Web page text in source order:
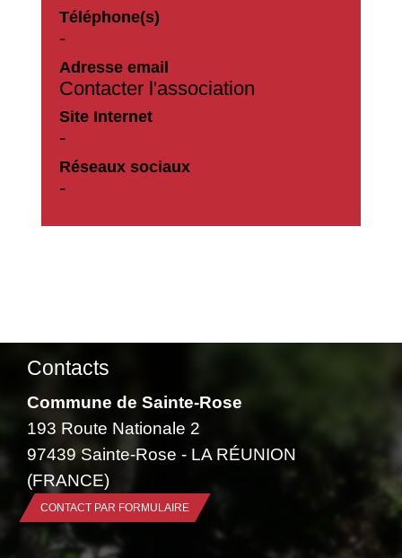
Téléphone(s)
-
Adresse email
Contacter l'association
Site Internet
-
Réseaux sociaux
-
Contacts
Commune de Sainte-Rose
193 Route Nationale 2
97439 Sainte-Rose - LA RÉUNION
(FRANCE)
CONTACT PAR FORMULAIRE